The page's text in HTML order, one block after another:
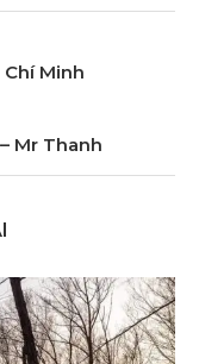
Minh
Mr Thanh